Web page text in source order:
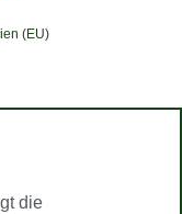
(EU)
die